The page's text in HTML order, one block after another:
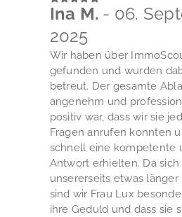
und betreut hat, möchten
ausdrücklich danken.
Ina M. - 06.
2025
Wir haben über
gefunden und wurden
betreut. Der gesamte
angenehm und
positiv war, dass wir sie
Fragen anrufen konnten
schnell eine kompetente
Antwort erhielten. Da
unsererseits etwas länger
sind wir Frau Lux
ihre Geduld und dass sie